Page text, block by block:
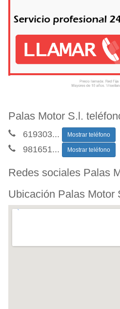
Palas Motor S.l.
619303... Mostrar teléfono
981651... Mostrar teléfono
Redes sociales Palas
Ubicación Palas Motor